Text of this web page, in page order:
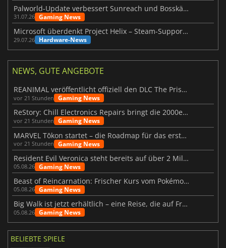
Palworld-Update verbessert Sunreach und Bosskämpfe deutlich
31.07.26 Gaming News
Microsoft überdenkt Project Helix – Steam-Support gefährdet
29.07.26 Hardware-News
NEWS, GUTE ANGEBOTE
REANIMAL veröffentlicht offiziell den DLC The Prisoner
vor 21 Stunden Gaming News
ReStory: Chill Electronics Repairs bringt die 2000er zurück
vor 21 Stunden Gaming News
MARVEL Tōkon startet – die Roadmap für das erste Jahr wurde vorgestellt
vor 21 Stunden Gaming News
Resident Evil Veronica steht bereits auf über 2 Millionen Wunschlisten
05.08.26 Gaming News
Beast of Reincarnation: Frischer Kurs vom Pokémon-Studio
05.08.26 Gaming News
Big Walk ist jetzt erhältlich – eine Reise, die auf Freundschaft basiert
05.08.26 Gaming News
BELIEBTE SPIELE